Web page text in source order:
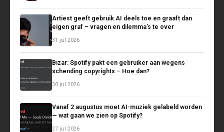
Artiest geeft gebruik AI deels toe en graaft dan
eigen graf – vragen en dilemma’s te over
31 jul 2026
Bizar: Spotify pakt een gebruiker aan wegens
schending copyrights – Hoe dan?
30 jul 2026
Vanaf 2 augustus moet AI-muziek gelabeld worden
— wat gaan we zien op Spotify?
27 jul 2026